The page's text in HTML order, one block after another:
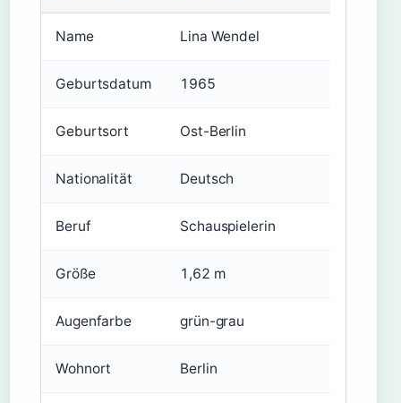
Name Lina Wendel
Geburtsdatum 1965
Geburtsort Ost-Berlin
Nationalität Deutsch
Beruf Schauspielerin
Größe 1,62 m
Augenfarbe grün-grau
Wohnort Berlin